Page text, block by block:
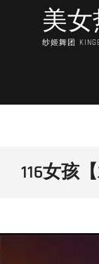
美
纱姬舞团
116女孩